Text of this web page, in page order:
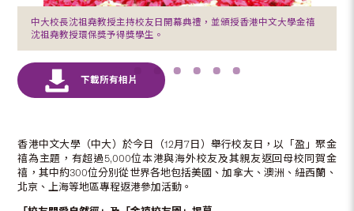
中大校長沈祖堯教授主持校友日開幕典禮，並頒授香港中文大學金禧
沈祖堯教授環保獎予得獎學生。
香港中文大學（中大）於今日（12月7日）舉行校友日，以「盈」聚金
禧為主題，有超過5,000位本港與海外校友及其親友返回母校同賀金
禧，其中約300位分別從世界各地包括美國、加拿大、澳洲、紐西蘭、
北京、上海等地區專程返港參加活動。